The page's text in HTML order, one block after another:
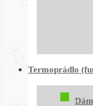
Termoprádlo